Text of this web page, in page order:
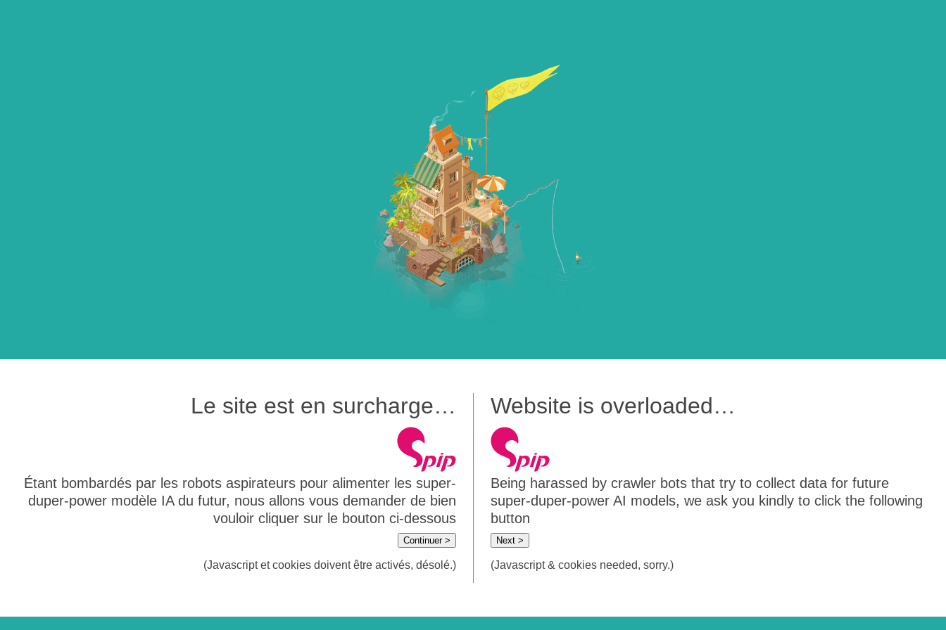
Le site est en surcharge…
Étant bombardés par les robots aspirateurs pour alimenter les super-
duper-power modèle IA du futur, nous allons vous demander de bien
vouloir cliquer sur le bouton ci-dessous
Continuer >
(Javascript et cookies doivent être activés, désolé.)
Website is overloaded…
Being harassed by crawler bots that try to collect data for future
super-duper-power AI models, we ask you kindly to click the following
button
Next >
(Javascript & cookies needed, sorry.)